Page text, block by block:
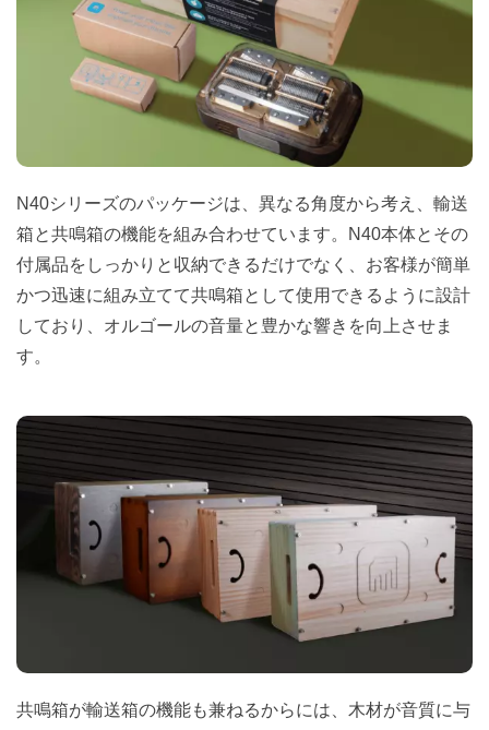
N40シリーズのパッケージは、異なる角度から考え、輸送
箱と共鳴箱の機能を組み合わせています。N40本体とその
付属品をしっかりと収納できるだけでなく、お客様が簡単
かつ迅速に組み立てて共鳴箱として使用できるように設計
しており、オルゴールの音量と豊かな響きを向上させま
す。
共鳴箱が輸送箱の機能も兼ねるからには、木材が音質に与